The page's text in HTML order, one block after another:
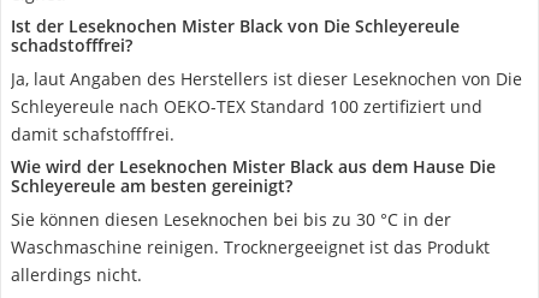
Ist der Leseknochen Mister Black von Die Schleyereule
schadstofffrei?
Ja, laut Angaben des Herstellers ist dieser Leseknochen von Die
Schleyereule nach OEKO-TEX Standard 100 zertifiziert und
damit schafstofffrei.
Wie wird der Leseknochen Mister Black aus dem Hause Die
Schleyereule am besten gereinigt?
Sie können diesen Leseknochen bei bis zu 30 °C in der
Waschmaschine reinigen. Trocknergeeignet ist das Produkt
allerdings nicht.